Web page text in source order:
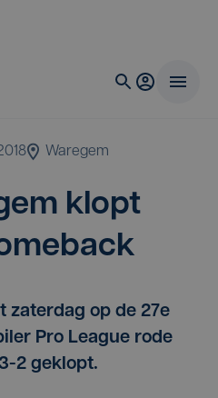
Waregem
klopt
zaterdag op de 27e
Pro League rode
2 geklopt.